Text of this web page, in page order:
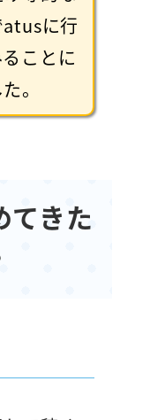
に行
ことに
。
きた